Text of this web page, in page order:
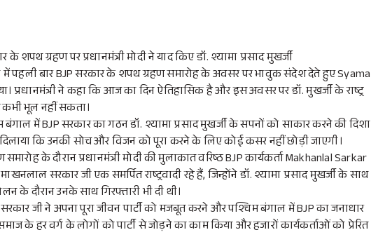
h
ar
e
शपथ ग्रहण पर प्रधानमंत्री मोदी ने याद किए डॉ. श्यामा प्रसाद मुखर्जी
पहली बार BJP सरकार के शपथ ग्रहण समारोह के अवसर पर भावुक संदेश देते हुए Syama
प्रधानमंत्री ने कहा कि आज का दिन ऐतिहासिक है और इस अवसर पर डॉ. मुखर्जी के राष्ट्र
कभी भूल नहीं सकता।
बंगाल में BJP सरकार का गठन डॉ. श्यामा प्रसाद मुखर्जी के सपनों को साकार करने की दिशा
कि उनकी सोच और विजन को पूरा करने के लिए कोई कसर नहीं छोड़ी जाएगी।
के दौरान प्रधानमंत्री मोदी की मुलाकात वरिष्ठ BJP कार्यकर्ता Makhanlal Sarkar
सरकार जी एक समर्पित राष्ट्रवादी रहे हैं, जिन्होंने डॉ. श्यामा प्रसाद मुखर्जी के साथ
दौरान उनके साथ गिरफ्तारी भी दी थी।
जी ने अपना पूरा जीवन पार्टी को मजबूत करने और पश्चिम बंगाल में BJP का जनाधार
के हर वर्ग के लोगों को पार्टी से जोड़ने का काम किया और हजारों कार्यकर्ताओं को प्रेरित